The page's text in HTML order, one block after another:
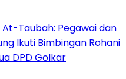
Taubah: Pegawai dan
Ikuti Bimbingan Rohani
DPD Golkar